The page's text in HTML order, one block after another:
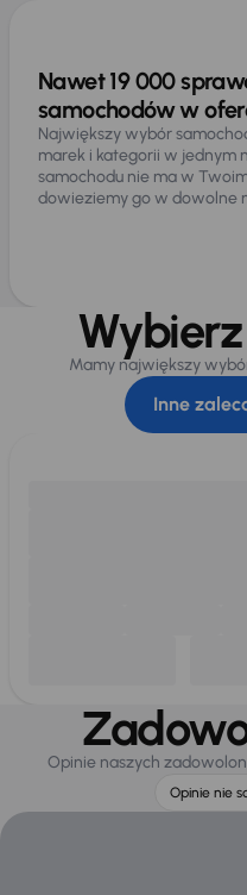
Nawet 19 000
samochodów w
Największy wybór
marek i kategorii w jednym
samochodu nie ma w
dowieziemy go w dowolne
Mamy największy
Inne
Opinie naszych
Opinie nie